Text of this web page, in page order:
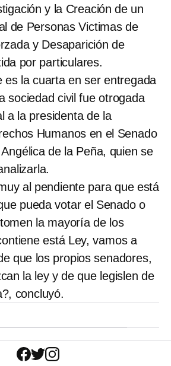
y la Creación de un
de Personas Victimas de
y Desaparición de
por particulares.
es la cuarta en ser entregada
sociedad civil fue otrogada
a la presidenta de la
Humanos en el Senado
de la Peña, quien se
al pendiente para que está
pueda votar el Senado o
la mayoría de los
está Ley, vamos a
que los propios senadores,
la ley y de que legislen de
concluyó.